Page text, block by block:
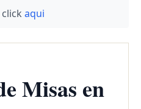
aqui
Misas en